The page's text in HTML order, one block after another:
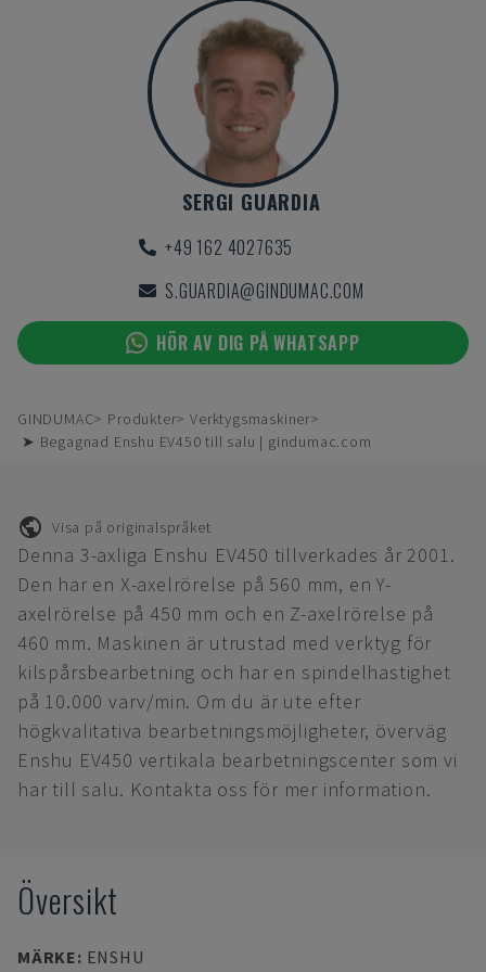
SERGI GUARDIA
+49 162 4027635
S.GUARDIA@GINDUMAC.COM
HÖR AV DIG PÅ WHATSAPP
GINDUMAC Produkter
Verktygsmaskiner
➤ Begagnad Enshu EV450 till salu | gindumac.com
Visa på originalspråket
Denna 3-axliga Enshu EV450 tillverkades år 2001.
Den har en X-axelrörelse på 560 mm, en Y-
axelrörelse på 450 mm och en Z-axelrörelse på
460 mm. Maskinen är utrustad med verktyg för
kilspårsbearbetning och har en spindelhastighet
på 10.000 varv/min. Om du är ute efter
högkvalitativa bearbetningsmöjligheter, överväg
Enshu EV450 vertikala bearbetningscenter som vi
har till salu. Kontakta oss för mer information.
Översikt
MÄRKE: ENSHU